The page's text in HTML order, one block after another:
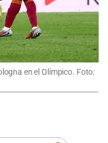
en el Olímpico. Foto: